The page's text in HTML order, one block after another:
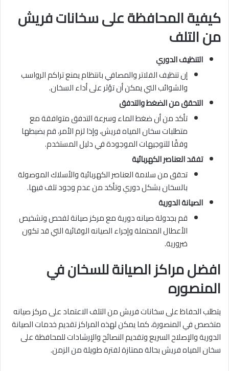
كيفية المحافظة على سخانات فريش
من التلف
التنظيف الدوري
إن تنظيف الفلاتر والمصافي بانتظام يمنع تراكم الرواسب
والشوائب التي يمكن أن تؤثر على أداء السخان.
التحقق من الضغط والتدفق
تأكد من أن ضغط الماء وسرعة التدفق متوافقة مع
متطلبات سخان المياه فريش، وإذا لزم الأمر، قم بضبطها
وفقًا للتوجيهات الموجودة في دليل المستخدم.
تفقد العناصر الكهربائية
تحقق من سلامة العناصر الكهربائية والأسلاك الموصولة
بالسخان بشكل دوري وتأكد من عدم وجود تلف فيها.
الصيانة الدورية
قم بجدولة صيانه دورية مع مركز صيانة لفحص وتشخيص
الأعطال المحتملة وإجراء الصيانه الوقائية التي قد تكون
ضرورية.
افضل مراكز الصيانة للسخان في
المنصوره
يتطلب الحفاظ على سخانات فريش من التلف الاعتماد على مركز صيانه
متخصص في المنصورة، كما يمكن لهذه المراكز تقديم خدمات الصيانة
الدورية والإصلاح السريع وتقديم النصائح والإرشادات للمحافظة على
سخان المياه فريش بحالة ممتازة لفترة طويلة من الزمن.